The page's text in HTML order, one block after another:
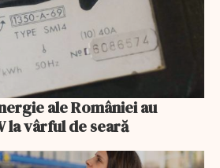
ale României au
la vârful de seară